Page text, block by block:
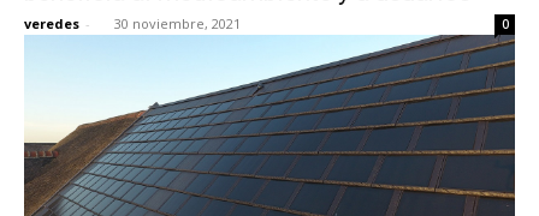
veredes - 30 noviembre, 2021 0